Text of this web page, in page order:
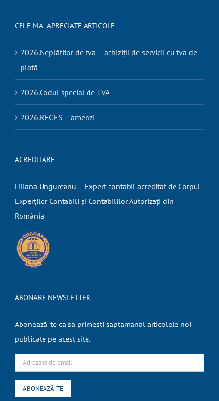
CELE MAI APRECIATE ARTICOLE
2026.Neplătitor de tva – achiziții de servicii cu tva de
plată
2026.Codul special de TVA
2026.REGES – amenzi
ACREDITARE
Liliana Ungureanu – Expert contabil acreditat de Corpul
Experților Contabili și Contabililor Autorizați din
România
ABONARE NEWSLETTER
Abonează-te ca sa primesti saptamanal articolele noi
publicate pe acest site.